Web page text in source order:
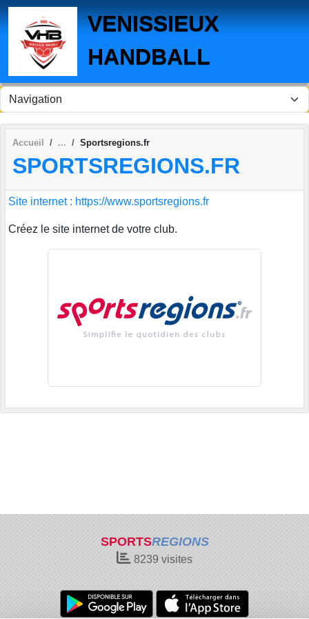
VENISSIEUX
HANDBALL
Accueil Sportsregions.fr
SPORTSREGIONS.FR
Site internet : https://www.sportsregions.fr
Créez le site internet de votre club.
SPORTSREGIONS
8239 visites
Panneau de gestion des cookies